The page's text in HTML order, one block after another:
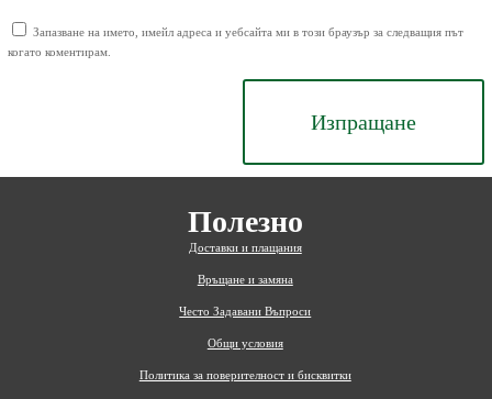
Запазване на името, имейл адреса и уебсайта ми в този браузър за следващия път
когато коментирам.
Изпращане
Полезно
Доставки и плащания
Връщане и замяна
Често Задавани Въпроси
Общи условия
Политика за поверителност и бисквитки